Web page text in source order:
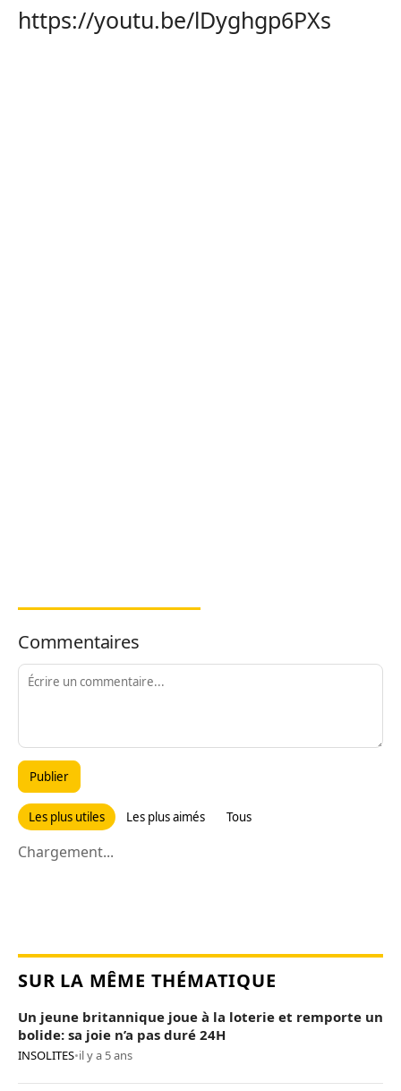
https://youtu.be/lDyghgp6PXs
Commentaires
Publier
Les plus utiles Les plus aimés Tous
Chargement...
SUR LA MÊME THÉMATIQUE
Un jeune britannique joue à la loterie et remporte un
bolide: sa joie n’a pas duré 24H
INSOLITES•il y a 5 ans